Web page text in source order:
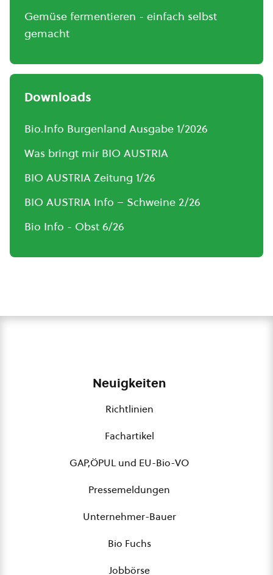
Gemüse fermentieren - einfach selbst
gemacht
Downloads
Bio.Info Burgenland Ausgabe 1/2026
Was bringt mir BIO AUSTRIA
BIO AUSTRIA Zeitung 1/26
BIO AUSTRIA Info – Schweine 2/26
Bio Info - Obst 6/26
Neuigkeiten
Richtlinien
Fachartikel
GAP,ÖPUL und EU-Bio-VO
Pressemeldungen
Unternehmer-Bauer
Bio Fuchs
Jobbörse